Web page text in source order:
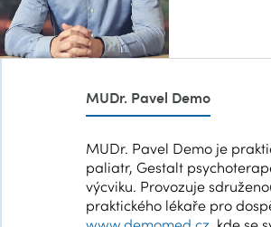
MUDr. Pavel Demo
MUDr. Pavel Demo je
paliatr, Gestalt
výcviku. Provozuje
praktického lékaře pro